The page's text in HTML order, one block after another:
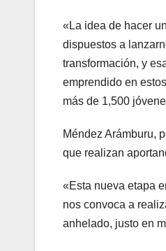
«La idea de hacer
dispuestos a
transformación, y
emprendido en
más de 1,500
Méndez Arámburu,
que realizan
«Esta nueva etapa
nos convoca a
anhelado, justo en